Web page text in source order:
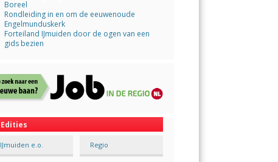
Boreel
Rondleiding in en om de eeuwenoude
Engelmunduskerk
Forteiland IJmuiden door de ogen van een
gids bezien
Edities
IJmuiden e.o. Regio